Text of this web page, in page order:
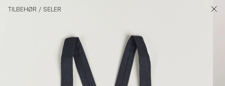
TILBEHØR / SELER